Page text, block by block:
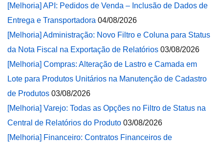
[Melhoria] API: Pedidos de Venda – Inclusão de Dados de
Entrega e Transportadora 04/08/2026
[Melhoria] Administração: Novo Filtro e Coluna para Status
da Nota Fiscal na Exportação de Relatórios 03/08/2026
[Melhoria] Compras: Alteração de Lastro e Camada em
Lote para Produtos Unitários na Manutenção de Cadastro
de Produtos 03/08/2026
[Melhoria] Varejo: Todas as Opções no Filtro de Status na
Central de Relatórios do Produto 03/08/2026
[Melhoria] Financeiro: Contratos Financeiros de